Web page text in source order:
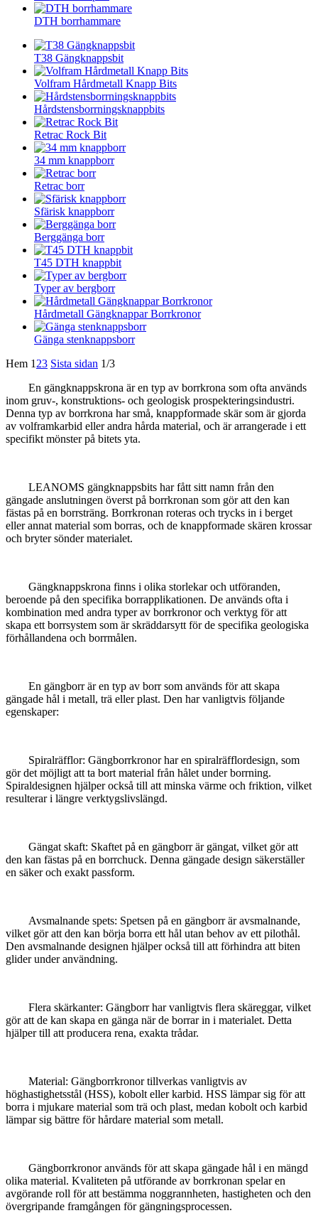
DTH borrhammare
T38 Gängknappsbit
Volfram Hårdmetall Knapp Bits
Hårdstensborrningsknappbits
Retrac Rock Bit
34 mm knappborr
Retrac borr
Sfärisk knappborr
Berggänga borr
T45 DTH knappbit
Typer av bergborr
Hårdmetall Gängknappar Borrkronor
Gänga stenknappsborr
Hem 1 23 Sista sidan 1/3
En gängknappskrona är en typ av borrkrona som ofta används
inom gruv-, konstruktions- och geologisk prospekteringsindustri.
Denna typ av borrkrona har små, knappformade skär som är gjorda
av volframkarbid eller andra hårda material, och är arrangerade i ett
specifikt mönster på bitets yta.
LEANOMS gängknappsbits har fått sitt namn från den
gängade anslutningen överst på borrkronan som gör att den kan
fästas på en borrsträng. Borrkronan roteras och trycks in i berget
eller annat material som borras, och de knappformade skären krossar
och bryter sönder materialet.
Gängknappskrona finns i olika storlekar och utföranden,
beroende på den specifika borrapplikationen. De används ofta i
kombination med andra typer av borrkronor och verktyg för att
skapa ett borrsystem som är skräddarsytt för de specifika geologiska
förhållandena och borrmålen.
En gängborr är en typ av borr som används för att skapa
gängade hål i metall, trä eller plast. Den har vanligtvis följande
egenskaper:
Spiralräfflor: Gängborrkronor har en spiralräfflordesign, som
gör det möjligt att ta bort material från hålet under borrning.
Spiraldesignen hjälper också till att minska värme och friktion, vilket
resulterar i längre verktygslivslängd.
Gängat skaft: Skaftet på en gängborr är gängat, vilket gör att
den kan fästas på en borrchuck. Denna gängade design säkerställer
en säker och exakt passform.
Avsmalnande spets: Spetsen på en gängborr är avsmalnande,
vilket gör att den kan börja borra ett hål utan behov av ett pilothål.
Den avsmalnande designen hjälper också till att förhindra att biten
glider under användning.
Flera skärkanter: Gängborr har vanligtvis flera skäreggar, vilket
gör att de kan skapa en gänga när de borrar in i materialet. Detta
hjälper till att producera rena, exakta trådar.
Material: Gängborrkronor tillverkas vanligtvis av
höghastighetsstål (HSS), kobolt eller karbid. HSS lämpar sig för att
borra i mjukare material som trä och plast, medan kobolt och karbid
lämpar sig bättre för hårdare material som metall.
Gängborrkronor används för att skapa gängade hål i en mängd
olika material. Kvaliteten på utförande av borrkronan spelar en
avgörande roll för att bestämma noggrannheten, hastigheten och den
övergripande framgången för gängningsprocessen.